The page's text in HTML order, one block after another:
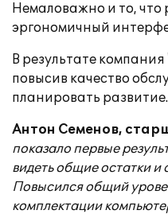
Немаловажно и то, что
эргономичный
В результате
повысив качество
планировать развитие.
Антон Семенов,
показало первые
видеть общие остатки и
Повысился общий
комплектации